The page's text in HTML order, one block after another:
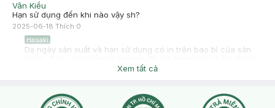
Vân Kiều
Hạn sử dụng đến khi nào vậy sh?
2025-06-18 Thích 0
Hasaki
Dạ ngày sản xuất và hạn sử dụng có in trên bao bì của sản
bạn có thể hoàn toàn yên tâm về hạn sử dụng của sản phẩm
Xem tất cả